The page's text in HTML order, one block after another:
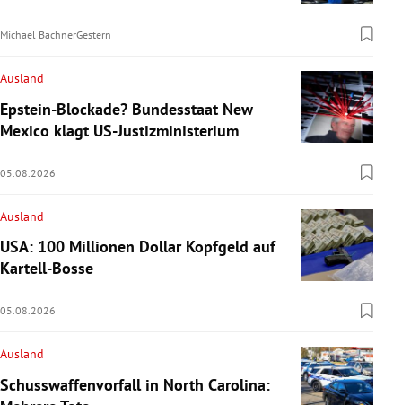
Michael BachnerGestern
Ausland
Epstein-Blockade? Bundesstaat New
Mexico klagt US-Justizministerium
05.08.2026
Ausland
USA: 100 Millionen Dollar Kopfgeld auf
Kartell-Bosse
05.08.2026
Ausland
Schusswaffenvorfall in North Carolina: